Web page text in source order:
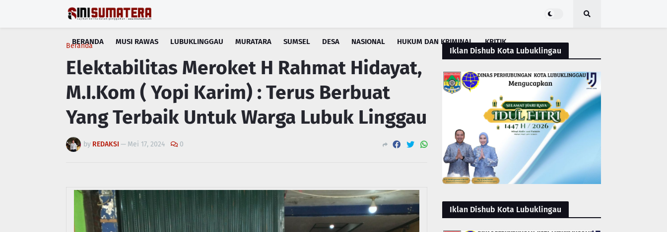
BERANDA MUSI RAWAS LUBUKLINGGAU MURATARA SUMSEL DESA NASIONAL HUKUM DAN KRIMINAL KRITIK
Beranda
Elektabilitas Meroket H Rahmat Hidayat,
M.I.Kom ( Yopi Karim) : Terus Berbuat
Yang Terbaik Untuk Warga Lubuk Linggau
by REDAKSI — Mei 17, 2024 0
Iklan Dishub Kota Lubuklingau
Iklan Dishub Kota Lubuklingau